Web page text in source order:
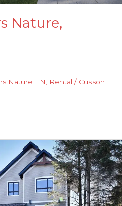
Nature,
Nature EN, Rental / Cusson